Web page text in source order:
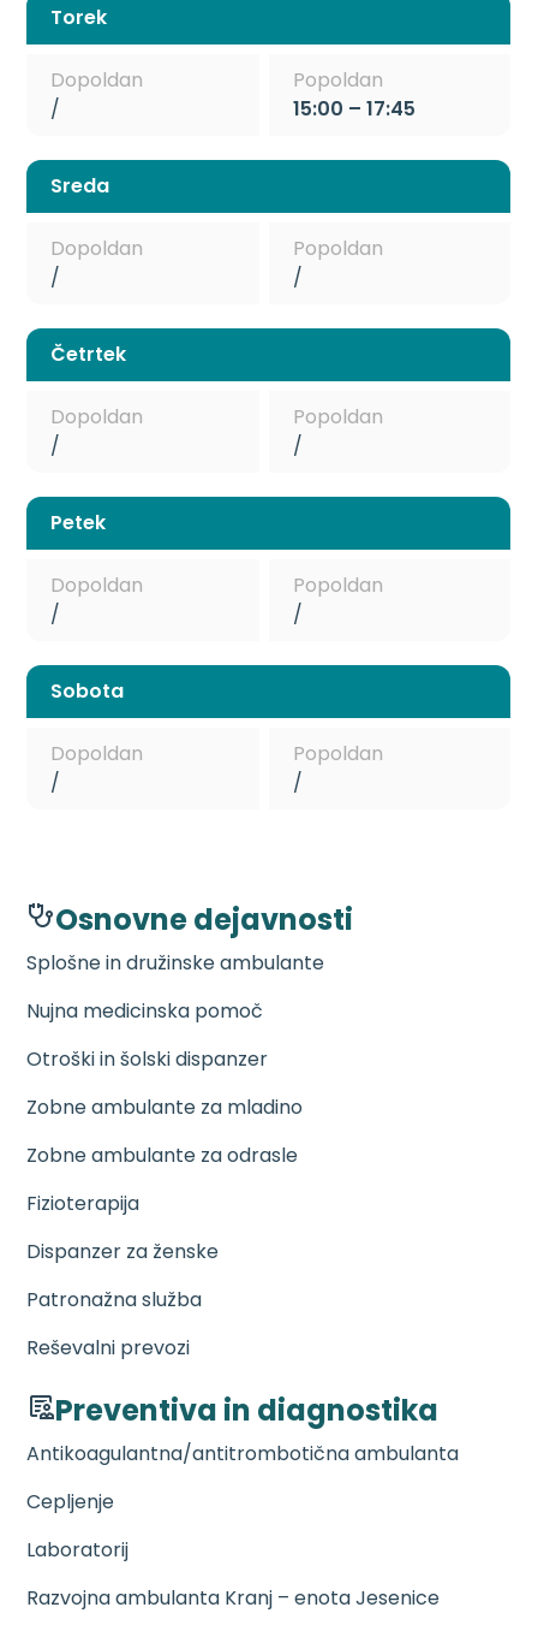
Torek
Dopoldan
/
Popoldan
15:00 – 17:45
Sreda
Dopoldan
/
Popoldan
/
Četrtek
Dopoldan
/
Popoldan
/
Petek
Dopoldan
/
Popoldan
/
Sobota
Dopoldan
/
Popoldan
/
Osnovne dejavnosti
Splošne in družinske ambulante
Nujna medicinska pomoč
Otroški in šolski dispanzer
Zobne ambulante za mladino
Zobne ambulante za odrasle
Fizioterapija
Dispanzer za ženske
Patronažna služba
Reševalni prevozi
Preventiva in diagnostika
Antikoagulantna/antitrombotična ambulanta
Cepljenje
Laboratorij
Razvojna ambulanta Kranj – enota Jesenice